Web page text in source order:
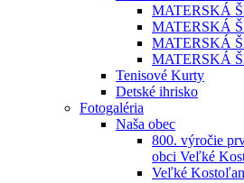
MATERSKÁ
MATERSKÁ
MATERSKÁ
MATERSKÁ
Tenisové Kurty
Detské ihrisko
Fotogaléria
Naša obec
800. výročie
obci Veľké
Veľké